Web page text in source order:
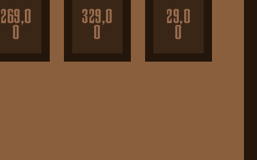
269,0
0
329,0
0
29,0
0